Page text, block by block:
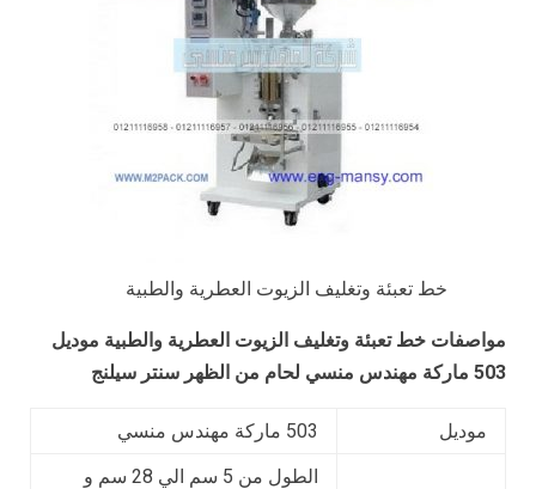
خط تعبئة وتغليف الزيوت العطرية والطبية
مواصفات خط تعبئة وتغليف الزيوت العطرية والطبية موديل
503 ماركة مهندس منسي لحام من الظهر سنتر سيلنج
موديل 503 ماركة مهندس منسي
الطول من 5 سم الي 28 سم و